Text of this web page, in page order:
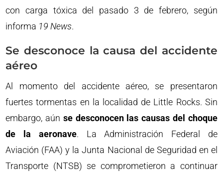
con carga tóxica del pasado 3 de febrero, según
informa 19 News.
Se desconoce la causa del accidente
aéreo
Al momento del accidente aéreo, se presentaron
fuertes tormentas en la localidad de Little Rocks. Sin
embargo, aún se desconocen las causas del choque
de la aeronave. La Administración Federal de
Aviación (FAA) y la Junta Nacional de Seguridad en el
Transporte (NTSB) se comprometieron a continuar